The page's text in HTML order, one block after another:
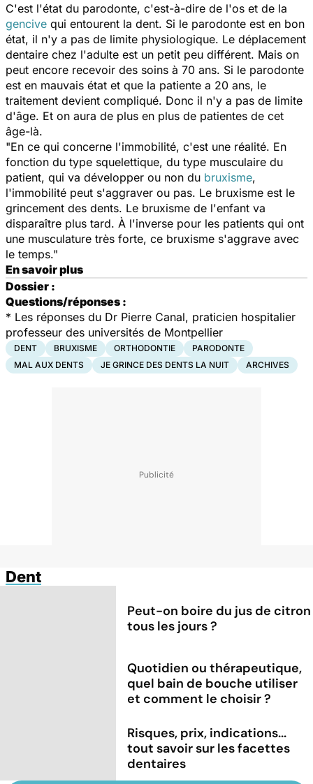
C'est l'état du parodonte, c'est-à-dire de l'os et de la
gencive qui entourent la dent. Si le parodonte est en bon
état, il n'y a pas de limite physiologique. Le déplacement
dentaire chez l'adulte est un petit peu différent. Mais on
peut encore recevoir des soins à 70 ans. Si le parodonte
est en mauvais état et que la patiente a 20 ans, le
traitement devient compliqué. Donc il n'y a pas de limite
d'âge. Et on aura de plus en plus de patientes de cet
âge-là.
"En ce qui concerne l'immobilité, c'est une réalité. En
fonction du type squelettique, du type musculaire du
patient, qui va développer ou non du bruxisme,
l'immobilité peut s'aggraver ou pas. Le bruxisme est le
grincement des dents. Le bruxisme de l'enfant va
disparaître plus tard. À l'inverse pour les patients qui ont
une musculature très forte, ce bruxisme s'aggrave avec
le temps."
En savoir plus
Dossier :
Questions/réponses :
* Les réponses du Dr Pierre Canal, praticien hospitalier
professeur des universités de Montpellier
DENT BRUXISME ORTHODONTIE
PARODONTE
MAL AUX DENTS
JE GRINCE DES DENTS LA NUIT ARCHIVES
Dent
Peut-on boire du jus de citron
tous les jours ?
Quotidien ou thérapeutique,
quel bain de bouche utiliser
et comment le choisir ?
Risques, prix, indications...
tout savoir sur les facettes
dentaires